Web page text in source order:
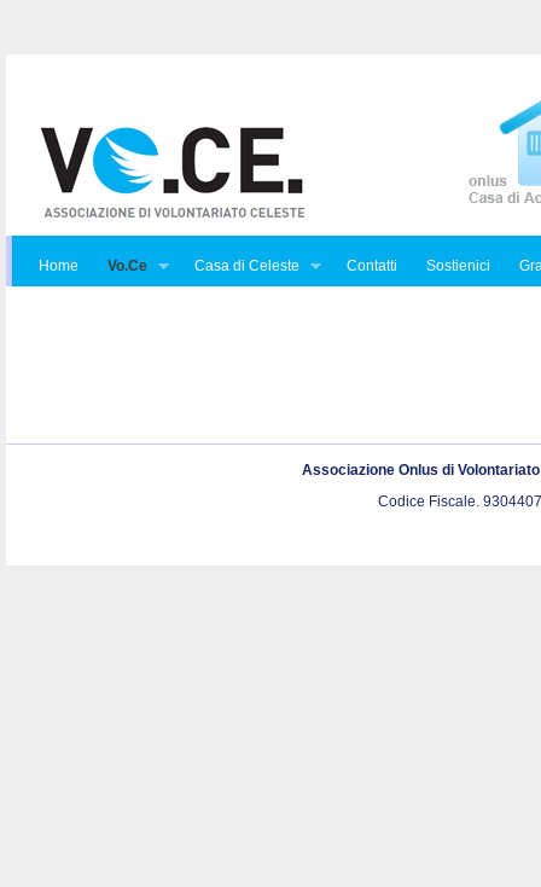
Home Vo.Ce Casa di Celeste Contatti Sostienici
Associazione Onlus di
Codice Fiscale.